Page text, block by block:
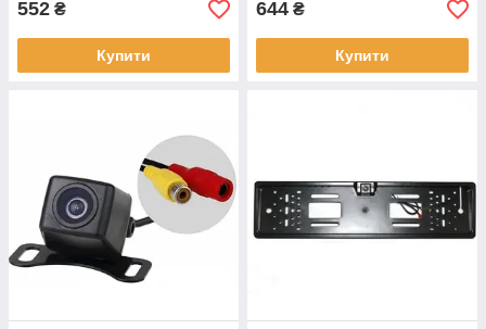
552 ₴
Купити
644 ₴
Купити